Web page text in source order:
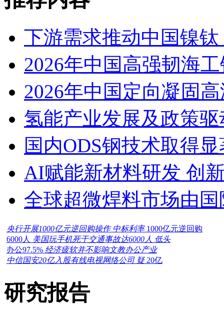
下游需求推动中国镍
2026年中国高强韧海
2026年中国定向凝固
氢能产业发展及政策
国内ODS钢技术取得
AI赋能新材料研发 创
全球超微焊料市场由
央行开展1000亿元逆回购操作 中标利率 1000亿元逆回购
6000人 美国玩手机死于交通事故达6000人 低头
办公97.5% 经济疲软并不影响文教办公产业
中信国安20亿入股有线电视网络公司 疑 20亿
研究报告